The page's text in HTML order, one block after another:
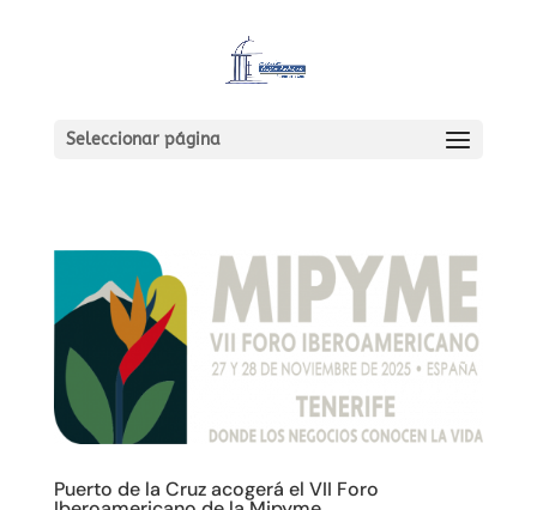
Seleccionar página
Puerto de la Cruz acogerá el VII Foro